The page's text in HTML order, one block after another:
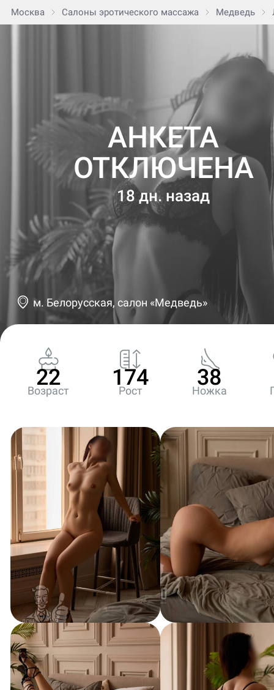
Москва Салоны эротического массажа Медведь
АНКЕТА
ОТКЛЮЧЕНА
18 дн. назад
м. Белорусская, салон «Медведь»
22
Возраст
174
Рост
38
Ножка